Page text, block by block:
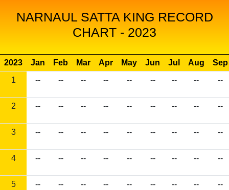
NARNAUL SATTA KING RECORD
CHART - 2023
2023 Jan Feb Mar Apr May Jun Jul Aug
Sep
1
-- -- -- -- -- -- -- -- --
2 -- -- -- -- -- -- -- -- --
3 -- -- -- -- -- -- -- -- --
4 -- -- -- -- -- -- -- -- --
5 -- -- -- -- -- -- -- -- --